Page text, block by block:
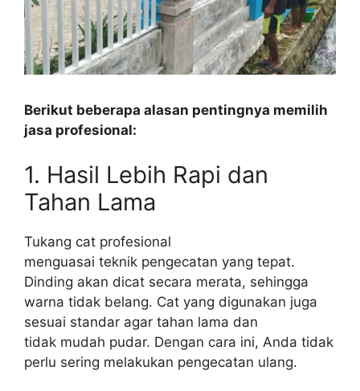
Berikut beberapa alasan pentingnya memilih
jasa profesional:
1. Hasil Lebih Rapi dan
Tahan Lama
Tukang cat profesional
menguasai teknik pengecatan yang tepat.
Dinding akan dicat secara merata, sehingga
warna tidak belang. Cat yang digunakan juga
sesuai standar agar tahan lama dan
tidak mudah pudar. Dengan cara ini, Anda tidak
perlu sering melakukan pengecatan ulang.